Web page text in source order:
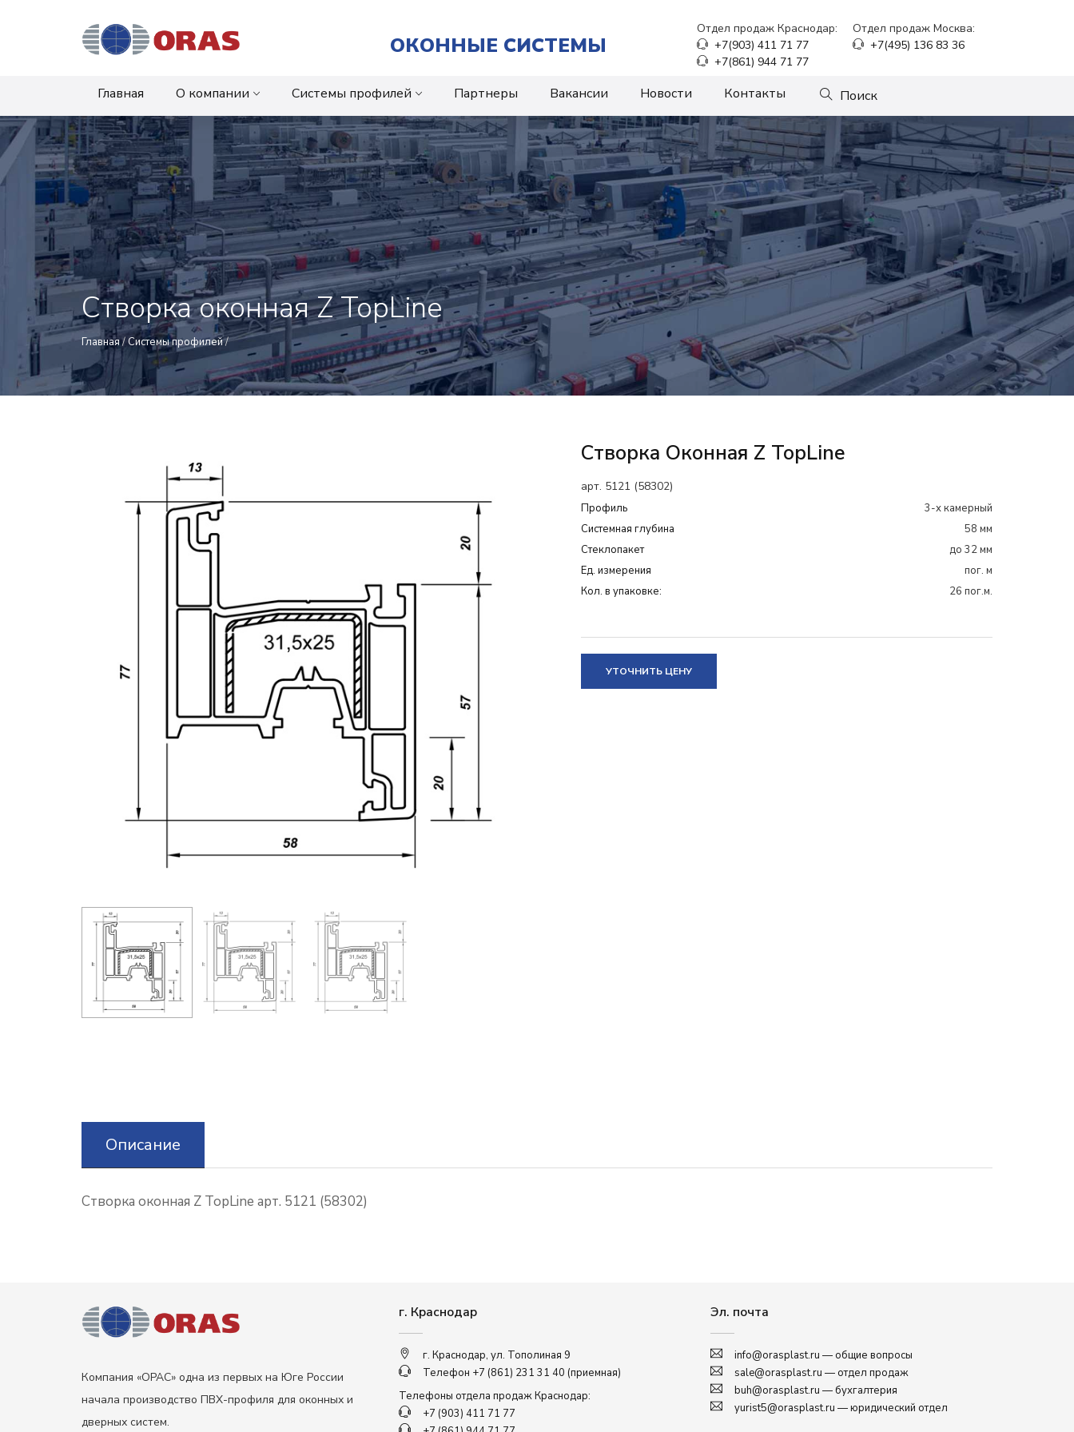
ОКОННЫЕ СИСТЕМЫ
Отдел продаж Краснодар:
+7(903) 411 71 77
+7(861) 944 71 77
Отдел продаж Москва:
+7(495) 136 83 36
Главная О компании Системы профилей Партнеры Вакансии Новости Контакты Поиск
Створка оконная Z TopLine
Главная/Системы профилей/
Створка Оконная Z TopLine
арт. 5121 (58302)
Профиль
3-х камерный
Системная глубина
58 мм
Cтеклопакет
до 32 мм
Ед. измерения
пог. м
Кол. в упаковке:
26 пог.м.
УТОЧНИТЬ ЦЕНУ
Описание
Створка оконная Z TopLine арт. 5121 (58302)
Компания «ОРАС» одна из первых на Юге России
начала производство ПВХ-профиля для оконных и
дверных систем.
г. Краснодар
г. Краснодар, ул. Тополиная 9
Телефон +7 (861) 231 31 40 (приемная)
Телефоны отдела продаж Краснодар:
+7 (903) 411 71 77
Эл. почта
info@orasplast.ru — общие вопросы
sale@orasplast.ru — отдел продаж
buh@orasplast.ru — бухгалтерия
yurist5@orasplast.ru — юридический отдел